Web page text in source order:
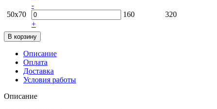
50х70
-
+
160 320
Описание
Оплата
Доставка
Условия работы
Описание